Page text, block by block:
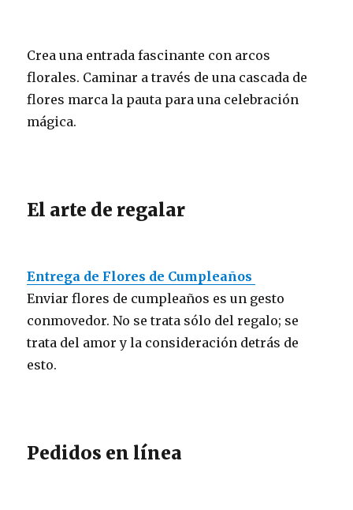
Crea una entrada fascinante con arcos
florales. Caminar a través de una cascada de
flores marca la pauta para una celebración
mágica.
El arte de regalar
Entrega de Flores de Cumpleaños
Enviar flores de cumpleaños es un gesto
conmovedor. No se trata sólo del regalo; se
trata del amor y la consideración detrás de
esto.
Pedidos en línea